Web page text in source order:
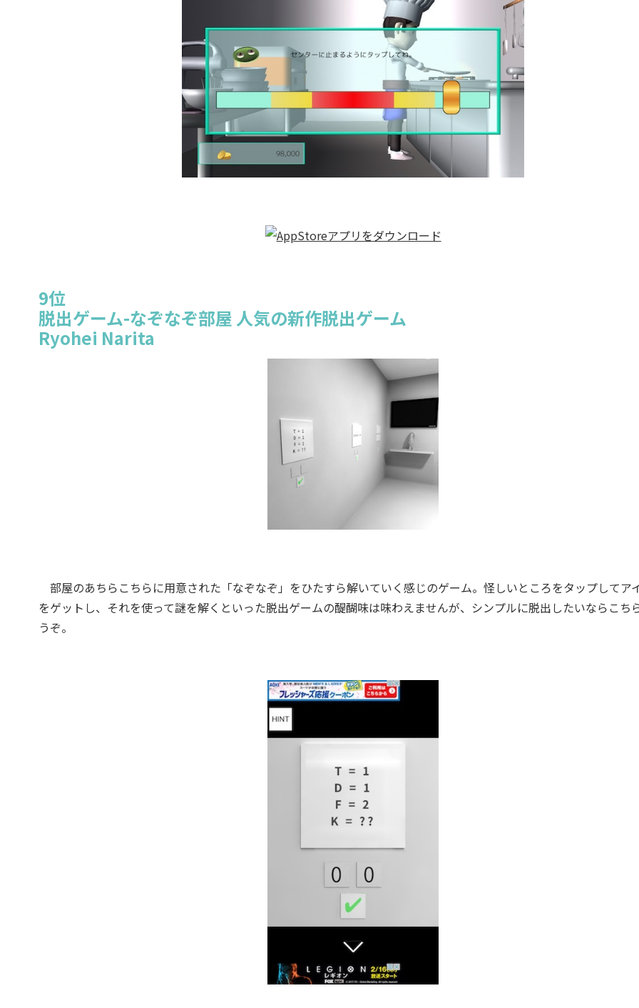
9位
脱出ゲーム-なぞなぞ部屋 人気の新作脱出ゲーム
Ryohei Narita
部屋のあちらこちらに用意された「なぞなぞ」をひたすら解いていく感じのゲーム。怪しいところをタップしてア
をゲットし、それを使って謎を解くといった脱出ゲームの醍醐味は味わえませんが、シンプルに脱出したいならこち
うぞ。